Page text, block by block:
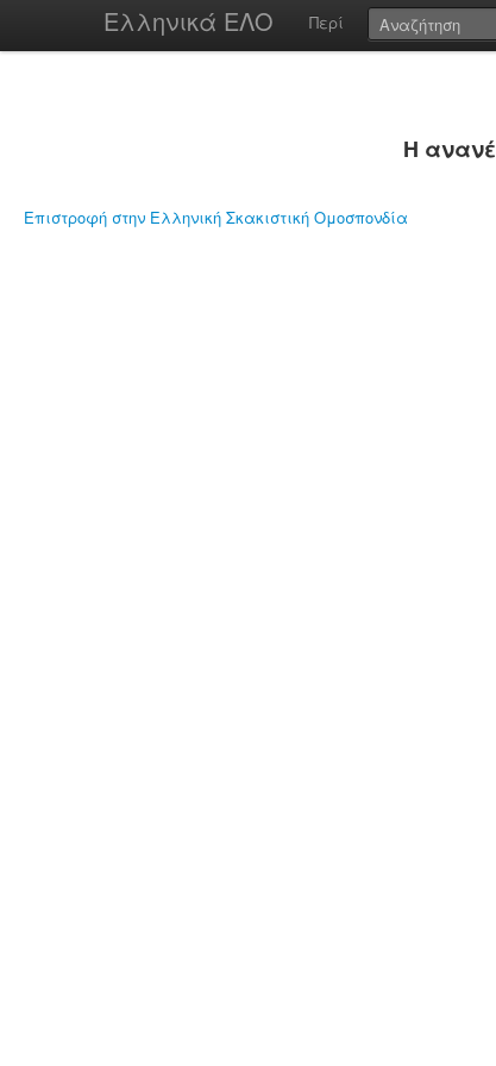
Ελληνικά ΕΛΟ Περί
Η
Επιστροφή στην Ελληνική Σκακιστική Ομοσπονδία